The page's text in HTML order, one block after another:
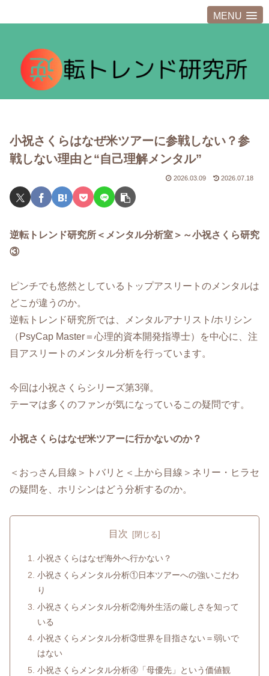
MENU
小祝さくらはなぜ米ツアーに参戦しない？参
戦しない理由と“自己理解メンタル”
2026.03.09 2026.07.18
逆転トレンド研究所＜メンタル分析室＞～小祝さくら研究
③
ピンチでも悠然としているトップアスリートのメンタルは
どこが違うのか。
逆転トレンド研究所では、メンタルアナリスト/ホリシン
（PsyCap Master＝心理的資本開発指導士）を中心に、注
目アスリートのメンタル分析を行っています。
今回は小祝さくらシリーズ第3弾。
テーマは多くのファンが気になっているこの疑問です。
小祝さくらはなぜ米ツアーに行かないのか？
＜おっさん目線＞トバリと＜上から目線＞ネリー・ヒラセ
の疑問を、ホリシンはどう分析するのか。
目次
小祝さくらはなぜ海外へ行かない？
小祝さくらメンタル分析①日本ツアーへの強いこだわ
り
小祝さくらメンタル分析②海外生活の厳しさを知って
いる
小祝さくらメンタル分析③世界を目指さない＝弱いで
はない
小祝さくらメンタル分析④「母優先」という価値観